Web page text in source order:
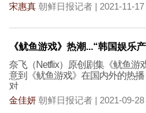
宋惠真 朝鲜日报记者 | 2021-11-17
《鱿鱼游戏》热潮...“韩国娱乐
奈飞（Netflix）原创剧集《鱿鱼游
意到《鱿鱼游戏》在国内外的热
对
金佳妍 朝鲜日报记者 | 2021-09-28